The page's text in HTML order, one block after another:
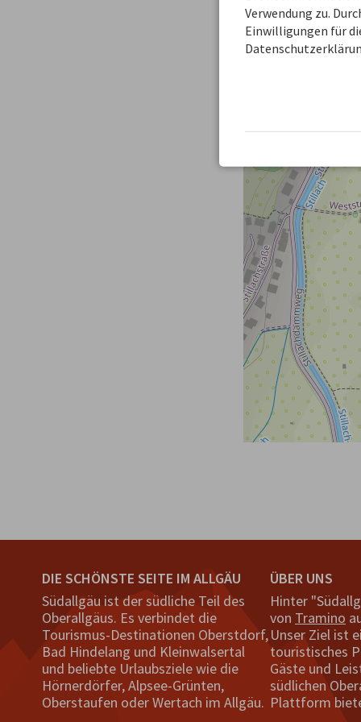
−
DIE SCHÖNSTE SEITE IM ALLGÄU
Südallgäu ist der südliche Teil des
Oberallgäus. Es verbindet die
Tourismus-Destinationen Oberstdorf,
Bad Hindelang und Kleinwalsertal
und beliebte Urlaubsziele wie die
Hörnerdörfer, Alpsee-Grünten,
Oberstaufen oder Wertach im Allgäu.
ÜBER UNS
Hinter
von Tramino
Unser Ziel ist
touristisches
Gäste und
südlichen
Plattform
Verwendung zu.
Einwilligungen für